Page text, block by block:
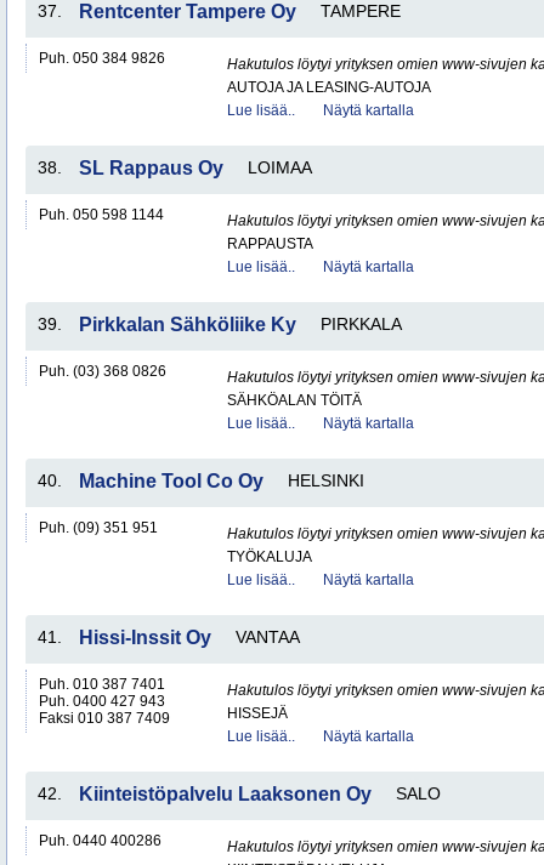
37. Rentcenter Tampere Oy TAMPERE
Puh. 050 384 9826
Hakutulos löytyi yrityksen omien www-sivujen
AUTOJA JA LEASING-AUTOJA
Lue lisää..
Näytä kartalla
38. SL Rappaus Oy LOIMAA
Puh. 050 598 1144
Hakutulos löytyi yrityksen omien www-sivujen
RAPPAUSTA
Lue lisää..
Näytä kartalla
39. Pirkkalan Sähköliike Ky PIRKKALA
Puh. (03) 368 0826
Hakutulos löytyi yrityksen omien www-sivujen
SÄHKÖALAN TÖITÄ
Lue lisää..
Näytä kartalla
40. Machine Tool Co Oy HELSINKI
Puh. (09) 351 951
Hakutulos löytyi yrityksen omien www-sivujen
TYÖKALUJA
Lue lisää..
Näytä kartalla
41. Hissi-Inssit Oy VANTAA
Puh. 010 387 7401
Puh. 0400 427 943
Faksi 010 387 7409
Hakutulos löytyi yrityksen omien www-sivujen
HISSEJÄ
Lue lisää..
Näytä kartalla
42. Kiinteistöpalvelu Laaksonen Oy SALO
Puh. 0440 400286
Hakutulos löytyi yrityksen omien www-sivujen